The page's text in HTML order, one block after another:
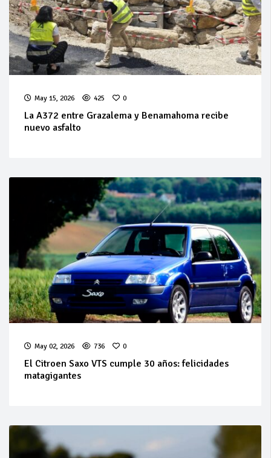
May 15, 2026 425 0
La A372 entre Grazalema y Benamahoma recibe
nuevo asfalto
May 02, 2026 736 0
El Citroen Saxo VTS cumple 30 años: felicidades
matagigantes